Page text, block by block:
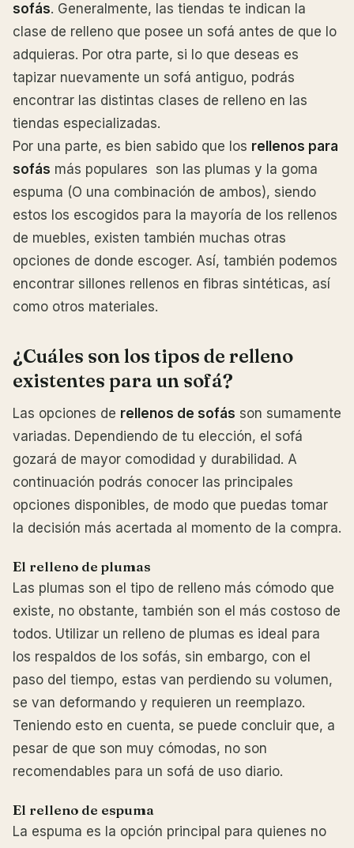
sofás. Generalmente, las tiendas te indican la
clase de relleno que posee un sofá antes de que lo
adquieras. Por otra parte, si lo que deseas es
tapizar nuevamente un sofá antiguo, podrás
encontrar las distintas clases de relleno en las
tiendas especializadas.
Por una parte, es bien sabido que los rellenos para
sofás más populares son las plumas y la goma
espuma (O una combinación de ambos), siendo
estos los escogidos para la mayoría de los rellenos
de muebles, existen también muchas otras
opciones de donde escoger. Así, también podemos
encontrar sillones rellenos en fibras sintéticas, así
como otros materiales.
¿Cuáles son los tipos de relleno
existentes para un sofá?
Las opciones de rellenos de sofás son sumamente
variadas. Dependiendo de tu elección, el sofá
gozará de mayor comodidad y durabilidad. A
continuación podrás conocer las principales
opciones disponibles, de modo que puedas tomar
la decisión más acertada al momento de la compra.
El relleno de plumas
Las plumas son el tipo de relleno más cómodo que
existe, no obstante, también son el más costoso de
todos. Utilizar un relleno de plumas es ideal para
los respaldos de los sofás, sin embargo, con el
paso del tiempo, estas van perdiendo su volumen,
se van deformando y requieren un reemplazo.
Teniendo esto en cuenta, se puede concluir que, a
pesar de que son muy cómodas, no son
recomendables para un sofá de uso diario.
El relleno de espuma
La espuma es la opción principal para quienes no